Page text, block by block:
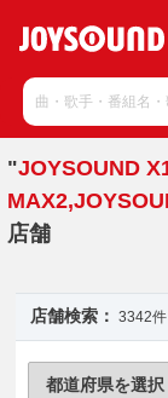
"JOYSOUND
店舗
店舗検索： 3342件